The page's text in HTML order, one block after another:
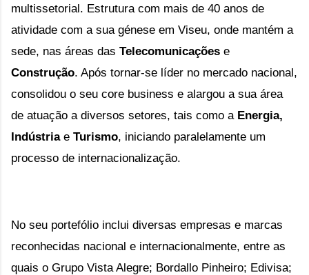
multissetorial. Estrutura com mais de 40 anos de
atividade com a sua génese em Viseu, onde mantém a
sede, nas áreas das Telecomunicações e
Construção. Após tornar-se líder no mercado nacional,
consolidou o seu core business e alargou a sua área
de atuação a diversos setores, tais como a Energia,
Indústriae Turismo, iniciando paralelamente um
processo de internacionalização.
No seu portefólio inclui diversas empresas e marcas
reconhecidas nacional e internacionalmente, entre as
quais o Grupo Vista Alegre; Bordallo Pinheiro; Edivisa;